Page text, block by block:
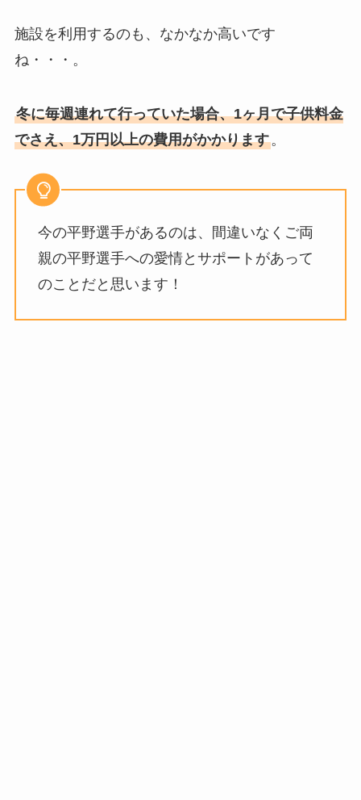
施設を利用するのも、なかなか高いです
ね・・・。
冬に毎週連れて行っていた場合、1ヶ月で子供料金
でさえ、1万円以上の費用がかかります。
今の平野選手があるのは、間違いなくご両
親の平野選手への愛情とサポートがあって
のことだと思います！